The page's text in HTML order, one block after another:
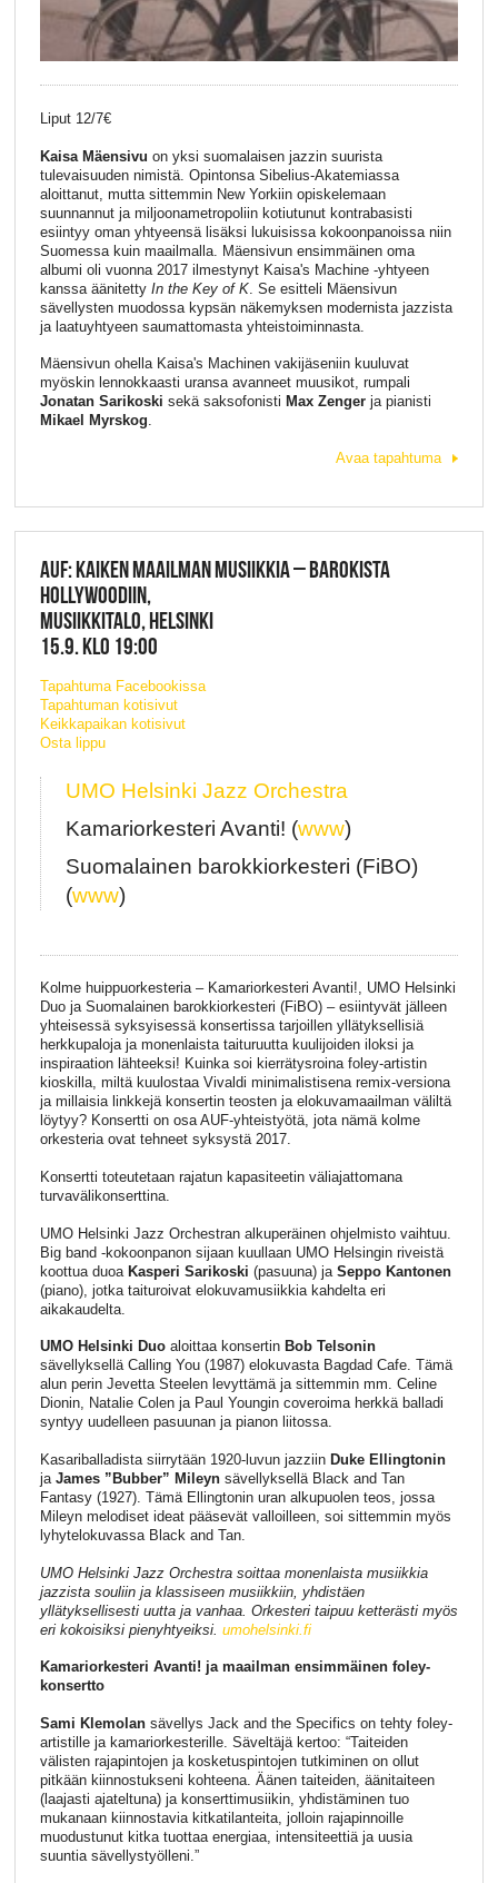
Liput 12/7€
Kaisa Mäensivu on yksi suomalaisen jazzin suurista
tulevaisuuden nimistä. Opintonsa Sibelius-Akatemiassa
aloittanut, mutta sittemmin New Yorkiin opiskelemaan
suunnannut ja miljoonametropoliin kotiutunut kontrabasisti
esiintyy oman yhtyeensä lisäksi lukuisissa kokoonpanoissa niin
Suomessa kuin maailmalla. Mäensivun ensimmäinen oma
albumi oli vuonna 2017 ilmestynyt Kaisa's Machine -yhtyeen
kanssa äänitetty In the Key of K. Se esitteli Mäensivun
sävellysten muodossa kypsän näkemyksen modernista jazzista
ja laatuyhtyeen saumattomasta yhteistoiminnasta.
Mäensivun ohella Kaisa's Machinen vakijäseniin kuuluvat
myöskin lennokkaasti uransa avanneet muusikot, rumpali
Jonatan Sarikoski sekä saksofonisti Max Zengerja pianisti
Mikael Myrskog.
Avaa tapahtuma
AUF: KAIKEN MAAILMAN MUSIIKKIA – BAROKISTA
HOLLYWOODIIN,
MUSIIKKITALO, HELSINKI
15.9. KLO 19:00
Tapahtuma Facebookissa
Tapahtuman kotisivut
Keikkapaikan kotisivut
Osta lippu
UMO Helsinki Jazz Orchestra
Kamariorkesteri Avanti! (www)
Suomalainen barokkiorkesteri (FiBO)
(www)
Kolme huippuorkesteria – Kamariorkesteri Avanti!, UMO Helsinki
Duo ja Suomalainen barokkiorkesteri (FiBO) – esiintyvät jälleen
yhteisessä syksyisessä konsertissa tarjoillen yllätyksellisiä
herkkupaloja ja monenlaista taituruutta kuulijoiden iloksi ja
inspiraation lähteeksi! Kuinka soi kierrätysroina foley-artistin
kioskilla, miltä kuulostaa Vivaldi minimalistisena remix-versiona
ja millaisia linkkejä konsertin teosten ja elokuvamaailman väliltä
löytyy? Konsertti on osa AUF-yhteistyötä, jota nämä kolme
orkesteria ovat tehneet syksystä 2017.
Konsertti toteutetaan rajatun kapasiteetin väliajattomana
turvavälikonserttina.
UMO Helsinki Jazz Orchestran alkuperäinen ohjelmisto vaihtuu.
Big band -kokoonpanon sijaan kuullaan UMO Helsingin riveistä
koottua duoa Kasperi Sarikoski (pasuuna) jaSeppo Kantonen
(piano), jotka taituroivat elokuvamusiikkia kahdelta eri
aikakaudelta.
UMO Helsinki Duoaloittaa konsertin Bob Telsonin
sävellyksellä Calling You (1987) elokuvasta Bagdad Cafe. Tämä
alun perin Jevetta Steelen levyttämä ja sittemmin mm. Celine
Dionin, Natalie Colen ja Paul Youngin coveroima herkkä balladi
syntyy uudelleen pasuunan ja pianon liitossa.
Kasariballadista siirrytään 1920-luvun jazziin Duke Ellingtonin
jaJames ”Bubber” Mileynsävellyksellä Black and Tan
Fantasy (1927). Tämä Ellingtonin uran alkupuolen teos, jossa
Mileyn melodiset ideat pääsevät valloilleen, soi sittemmin myös
lyhytelokuvassa Black and Tan.
UMO Helsinki Jazz Orchestra soittaa monenlaista musiikkia
jazzista souliin ja klassiseen musiikkiin, yhdistäen
yllätyksellisesti uutta ja vanhaa. Orkesteri taipuu ketterästi myös
eri kokoisiksi pienyhtyeiksi. umohelsinki.fi
Kamariorkesteri Avanti! ja maailman ensimmäinen foley-
konsertto
Sami Klemolansävellys Jack and the Specifics on tehty foley-
artistille ja kamariorkesterille. Säveltäjä kertoo: “Taiteiden
välisten rajapintojen ja kosketuspintojen tutkiminen on ollut
pitkään kiinnostukseni kohteena. Äänen taiteiden, äänitaiteen
(laajasti ajateltuna) ja konserttimusiikin, yhdistäminen tuo
mukanaan kiinnostavia kitkatilanteita, jolloin rajapinnoille
muodustunut kitka tuottaa energiaa, intensiteettiä ja uusia
suuntia sävellystyölleni.”